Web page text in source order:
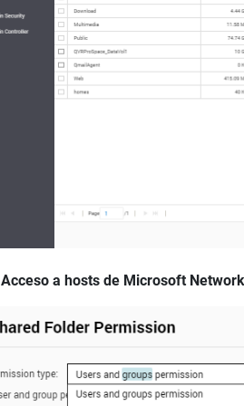
Acceso a hosts de Microsoft